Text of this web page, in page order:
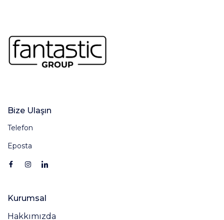
Bize Ulaşın
Telefon
Eposta
Kurumsal
Hakkımızda